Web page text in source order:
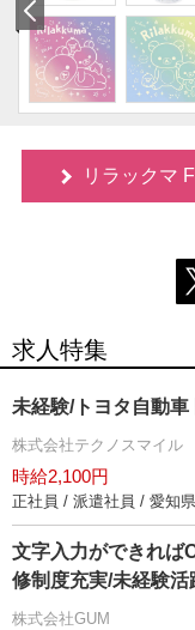
リラックマ
求人特集
未経験/トヨタ自動
株式会社テクノスマイル
時給2,100円
正社員 / 派遣社員 / 愛知県
文字入力ができれば
修制度充実/未経験活
株式会社GUM